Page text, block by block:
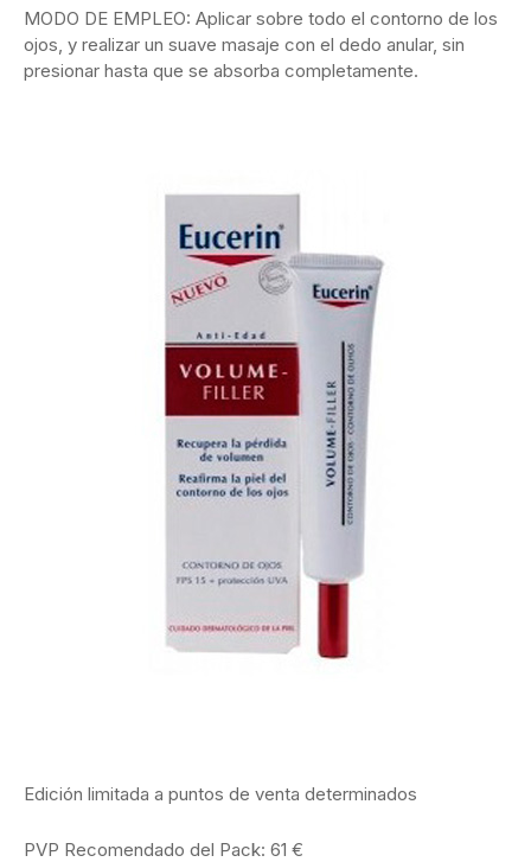
MODO DE EMPLEO: Aplicar sobre todo el contorno de los
ojos, y realizar un suave masaje con el dedo anular, sin
presionar hasta que se absorba completamente.
Edición limitada a puntos de venta determinados
PVP Recomendado del Pack: 61 €